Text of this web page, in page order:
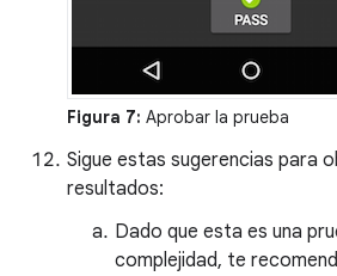
Figura 7: Aprobar la prueba
Sigue estas sugerencias para
resultados:
Dado que esta es una
complejidad, te